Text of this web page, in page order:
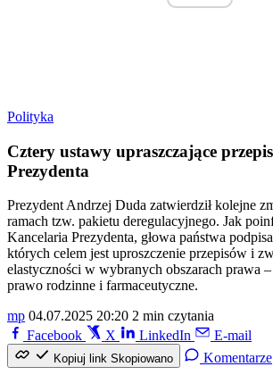
Polityka
Cztery ustawy upraszczające
Prezydenta
Prezydent Andrzej Duda zatwierdził kolejne
ramach tzw. pakietu deregulacyjnego. Jak
Kancelaria Prezydenta, głowa państwa
których celem jest uproszczenie przepisów i
elastyczności w wybranych obszarach prawa
prawo rodzinne i farmaceutyczne.
mp 04.07.2025 20:20 2 min czytania
Facebook
X LinkedIn E-mail
Kopiuj link Skopiowano Komentarze